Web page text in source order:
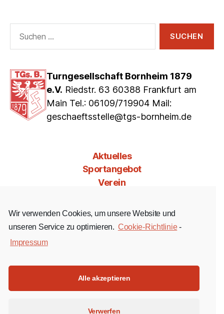
Turngesellschaft Bornheim 1879
e.V. Riedstr. 63 60388 Frankfurt am
Main Tel.: 06109/719904 Mail:
geschaeftsstelle@tgs-bornheim.de
nach:
Aktuelles
Sportangebot
Verein
Jobs & Co
Kontakt
Facebook Instagram YouTube
Impressum
Wir verwenden Cookies, um unsere Website und
unseren Service zu optimieren. Cookie-Richtlinie-
Impressum
Alle akzeptieren
Verwerfen